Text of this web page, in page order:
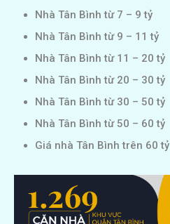
Nhà Tân Bình từ 7 – 9 tỷ
Nhà Tân Bình từ 9 – 11 tỷ
Nhà Tân Bình từ 11 – 20 tỷ
Nhà Tân Bình từ 20 – 30 tỷ
Nhà Tân Bình từ 30 – 50 tỷ
Nhà Tân Bình từ 50 – 60 tỷ
Giá nhà Tân Bình trên 60 tỷ